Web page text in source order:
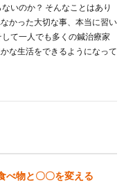
いのか？ そんなことはあり
かった大切な事、本当に習い
て一人でも多くの鍼治療家
な生活をできるようになって
べ物と〇〇を変える